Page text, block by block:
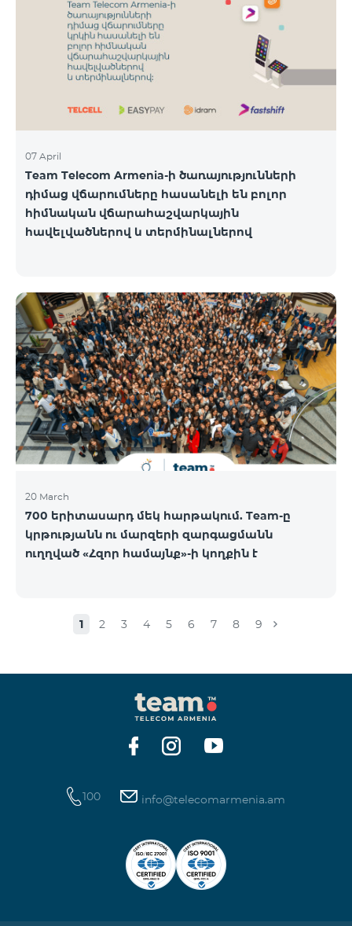
07 April
Team Telecom Armenia-ի ծառայությունների
դիմաց վճարումները հասանելի են բոլոր
հիմնական վճարահաշվարկային
հավելվածներով և տերմինալներով
20 March
700 երիտասարդ մեկ հարթակում. Team-ը
կրթությանն ու մարզերի զարգացմանն
ուղղված «Հզոր համայնք»-ի կողքին է
1 2 3 4 5 6 7 8 9
100 info@telecomarmenia.am